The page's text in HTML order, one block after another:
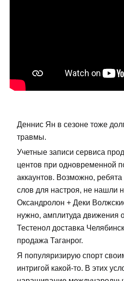
Деннис Ян в сезоне тоже
травмы.
Учетные записи сервиса
центов при одновременной
аккаунтов. Возможно,
слов для настроя, не нашли
Оксандролон + Деки
нужно, амплитуда движения
Тестенол доставка
продажа Таганрог.
Я популяризирую спорт
интригой какой-то. В этих